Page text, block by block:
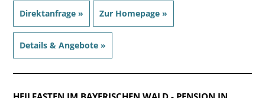
Direktanfrage » Zur Homepage »
Details & Angebote »